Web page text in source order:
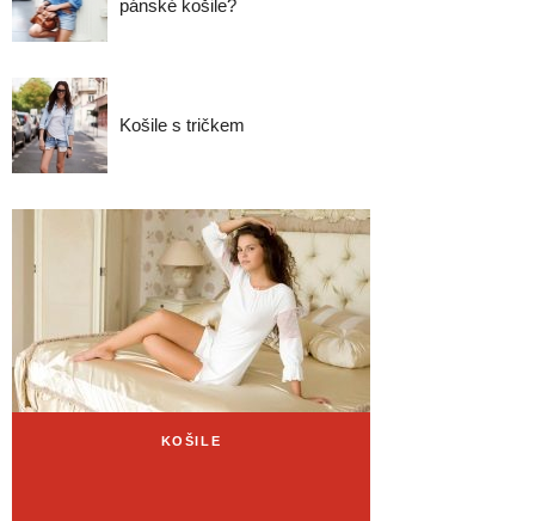
pánské košile?
Košile s tričkem
KOŠILE